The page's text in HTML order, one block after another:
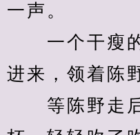
一声。
一个干瘦的
进来，领着陈
等陈野走后